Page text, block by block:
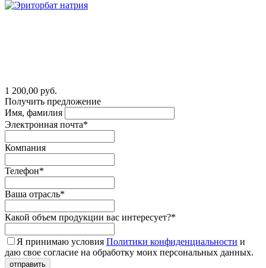
1 200,00 руб.
Получить предложение
Имя, фамилия
Электронная почта*
Компания
Телефон*
Ваша отрасль*
Какой объем продукции вас интересует?*
Я принимаю условия Политики конфиденциальности и
даю свое согласие на обработку моих персональных данных.